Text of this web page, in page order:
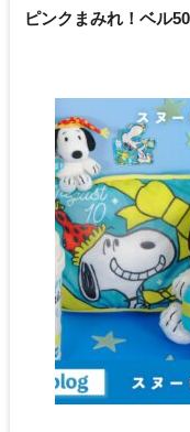
ピンクまみれ！ベル